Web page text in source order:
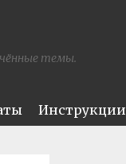
темы.
Инструкции